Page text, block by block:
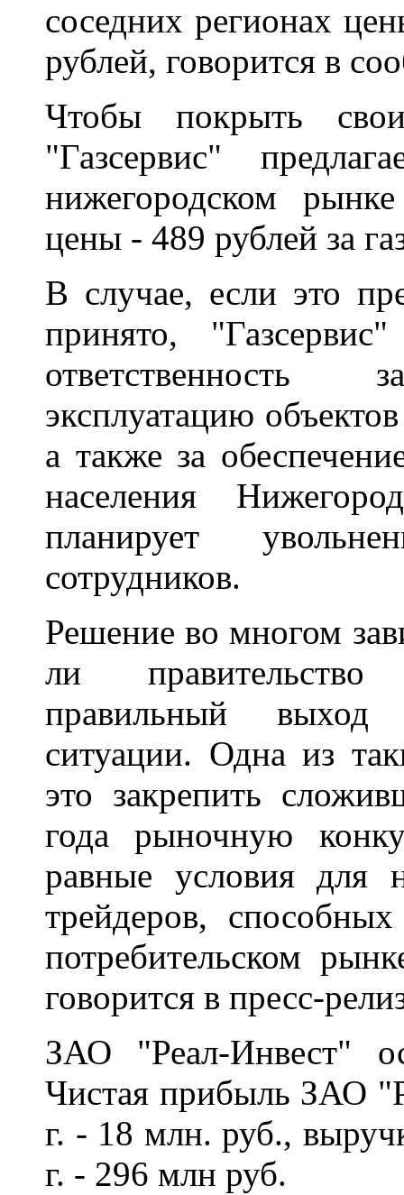
соседних регионах
рублей, говорится в
Чтобы покрыть
"Газсервис"
нижегородском
цены - 489 рублей за
В случае, если это
принято,
ответственность
эксплуатацию
а также за
населения
планирует
сотрудников.
Решение во многом
ли
правильный
ситуации. Одна из
это закрепить
года рыночную
равные условия для
трейдеров,
потребительском
говорится в пресс-
ЗАО "Реал-Инвест"
Чистая прибыль ЗАО
г. - 18 млн. руб.,
г. - 296 млн руб.